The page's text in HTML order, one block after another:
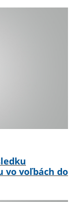
vo voľbách do